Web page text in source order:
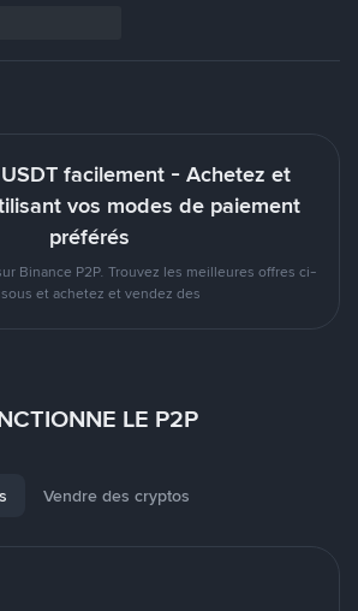
facilement - Achetez et
vos modes de paiement
préférés
Binance P2P. Trouvez les meilleures offres ci-
et achetez et vendez des
LE P2P
Vendre des cryptos